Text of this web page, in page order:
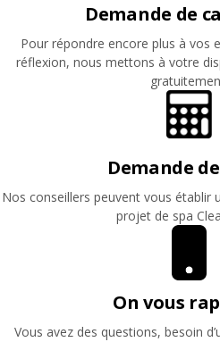
Demande de
Pour répondre encore plus à vos
réflexion, nous mettons à votre
Demande
Nos conseillers peuvent vous établir
projet de spa
On vous
Vous avez des questions, besoin